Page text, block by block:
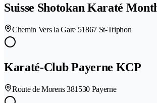
Suisse Shotokan Karaté
Chemin Vers la Gare 51867 St-Triphon
Karaté-Club Payerne KCP
Route de Morens 381530 Payerne